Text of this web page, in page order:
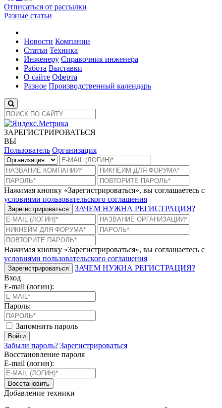
Отписаться от рассылки
Разные статьи
Новости Компании
Статьи Техника
Инженеру Справочник инженера
Работа Выставки
О сайте Оферта
Разное Производственный календарь
ЗАРЕГИСТРИРОВАТЬСЯ
ВЫ
Пользователь Организация
Нажимая кнопку «Зарегистрироваться», вы соглашаетесь с
условиями пользовательского соглашения
Зарегистрироваться ЗАЧЕМ НУЖНА РЕГИСТРАЦИЯ?
Нажимая кнопку «Зарегистрироваться», вы соглашаетесь с
условиями пользовательского соглашения
Зарегистрироваться
ЗАЧЕМ НУЖНА РЕГИСТРАЦИЯ?
Вход
E-mail (логин):
Пароль:
Запомнить пароль
Войти
Забыли пароль? Зарегистрироваться
Восстановление пароля
E-mail (логин):
Восстановить
Добавление техники